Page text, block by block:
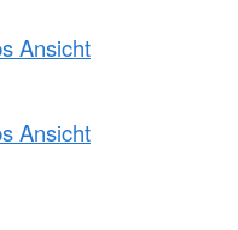
Ansicht
Ansicht